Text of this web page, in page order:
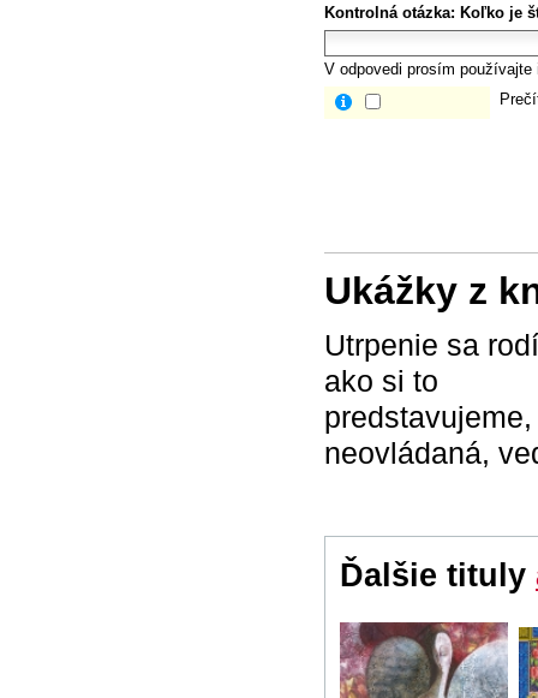
Kontrolná otázka: Koľko je
V odpovedi prosím
Ukážky z
Utrpenie sa
ako si to
neovládaná,
Ďalšie tituly